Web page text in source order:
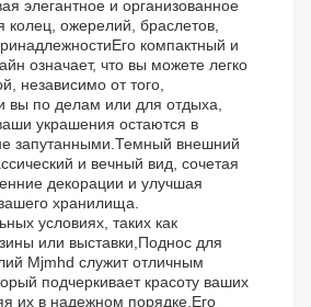
элегантное и организованное
колец, ожерелий, браслетов,
компактный и
означает, что вы можете легко
независимо от того,
вы по делам или для отдыха,
украшения остаются в
запутанными.Темный внешний
и вечный вид, сочетая
декорации и улучшая
хранилища.
условиях, таких как
или выставки,Поднос для
Mjmhd служит отличным
подчеркивает красоту ваших
их в надежном порядке.Его